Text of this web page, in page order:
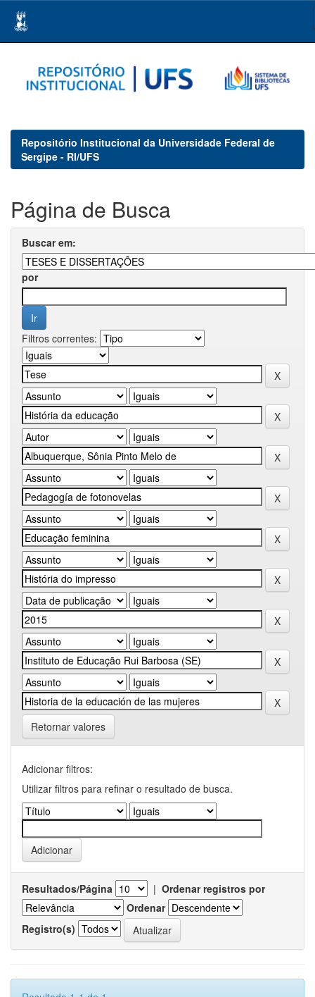
navigation
Repositório Institucional da Universidade Federal de
Sergipe - RI/UFS
Página de Busca
Buscar em:
por
Filtros correntes:
Retornar valores
Adicionar filtros:
Utilizar filtros para refinar o resultado de busca.
Resultados/Página | Ordenar registros por
Ordenar
Registro(s)